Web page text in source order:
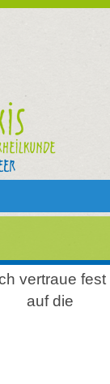
vertraue fest
auf die